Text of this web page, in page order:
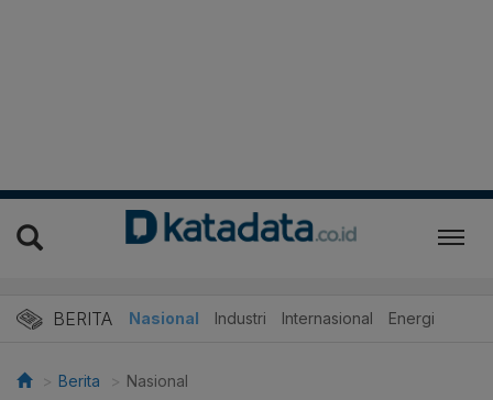
BERITA Nasional Industri Internasional Energi
Berita Nasional